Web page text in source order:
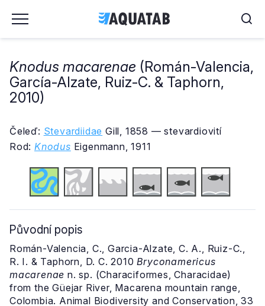
Knodus macarenae (Román-Valencia,
García-Alzate, Ruiz-C. & Taphorn,
2010)
Čeleď: Stevardiidae Gill, 1858 — stevardiovití
Rod: Knodus Eigenmann, 1911
Původní popis
Román-Valencia, C., Garcia-Alzate, C. A., Ruiz-C.,
R. I. & Taphorn, D. C. 2010Bryconamericus
macarenae n. sp. (Characiformes, Characidae)
from the Güejar River, Macarena mountain range,
Colombia. Animal Biodiversity and Conservation, 33